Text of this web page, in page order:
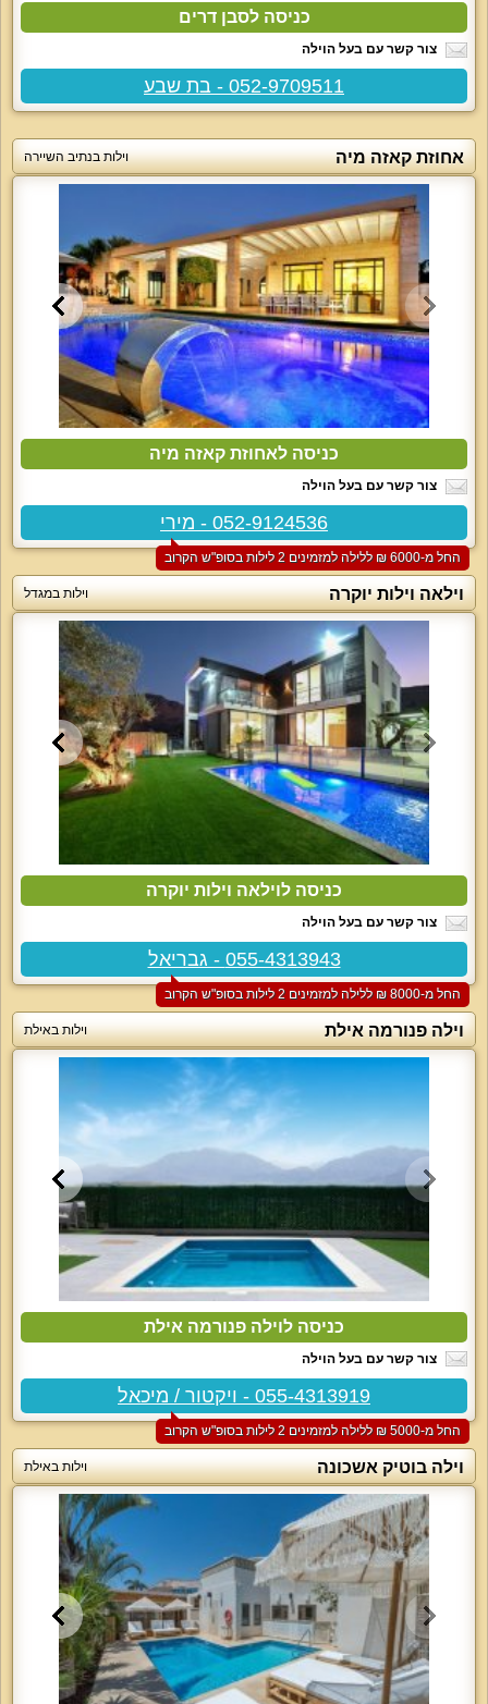
כניסה לסבן דרים
צור קשר עם בעל הוילה
052-9709511 - בת שבע
אחוזת קאזה מיה וילות בנתיב השיירה
כניסה לאחוזת קאזה מיה
צור קשר עם בעל הוילה
052-9124536 - מירי
החל מ-‏6000 ₪ ללילה למזמינים 2 לילות בסופ"ש הקרוב
וילאה וילות יוקרה וילות במגדל
כניסה לוילאה וילות יוקרה
צור קשר עם בעל הוילה
055-4313943 - גבריאל
החל מ-‏8000 ₪ ללילה למזמינים 2 לילות בסופ"ש הקרוב
וילה פנורמה אילת וילות באילת
כניסה לוילה פנורמה אילת
צור קשר עם בעל הוילה
055-4313919 - ויקטור / מיכאל
החל מ-‏5000 ₪ ללילה למזמינים 2 לילות בסופ"ש הקרוב
וילה בוטיק אשכונה וילות באילת